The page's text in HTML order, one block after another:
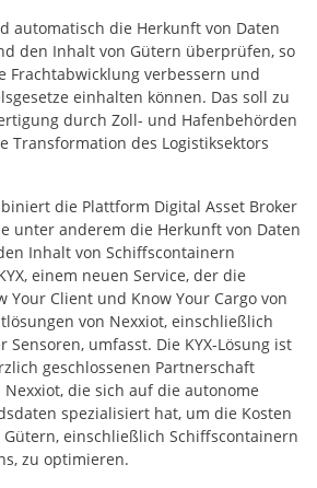
automatisch die Herkunft von Daten
den Inhalt von Gütern überprüfen, so
Frachtabwicklung verbessern und
einhalten können. Das soll zu
durch Zoll- und Hafenbehörden
Transformation des Logistiksektors
die Plattform Digital Asset Broker
unter anderem die Herkunft von Daten
Inhalt von Schiffscontainern
einem neuen Service, der die
Your Client und Know Your Cargo von
von Nexxiot, einschließlich
umfasst. Die KYX-Lösung ist
geschlossenen Partnerschaft
die sich auf die autonome
spezialisiert hat, um die Kosten
einschließlich Schiffscontainern
zu optimieren.